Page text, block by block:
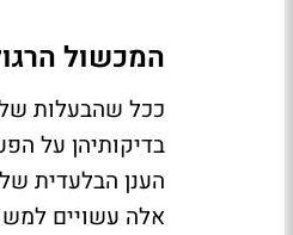
המכשול
בדיקותיהן על
אלה עשויים